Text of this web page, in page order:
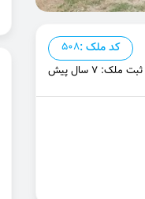
کد ملک :508
ملک: 7 سال پیش